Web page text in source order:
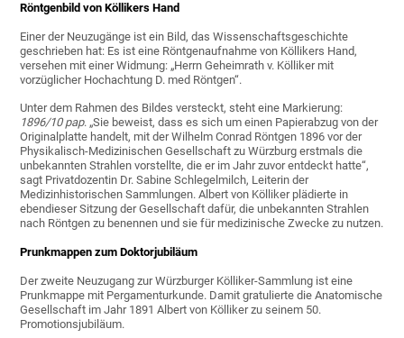
Röntgenbild von Köllikers Hand
Einer der Neuzugänge ist ein Bild, das Wissenschaftsgeschichte
geschrieben hat: Es ist eine Röntgenaufnahme von Köllikers Hand,
versehen mit einer Widmung: „Herrn Geheimrath v. Kölliker mit
vorzüglicher Hochachtung D. med Röntgen“.
Unter dem Rahmen des Bildes versteckt, steht eine Markierung:
1896/10 pap. „Sie beweist, dass es sich um einen Papierabzug von der
Originalplatte handelt, mit der Wilhelm Conrad Röntgen 1896 vor der
Physikalisch-Medizinischen Gesellschaft zu Würzburg erstmals die
unbekannten Strahlen vorstellte, die er im Jahr zuvor entdeckt hatte“,
sagt Privatdozentin Dr. Sabine Schlegelmilch, Leiterin der
Medizinhistorischen Sammlungen. Albert von Kölliker plädierte in
ebendieser Sitzung der Gesellschaft dafür, die unbekannten Strahlen
nach Röntgen zu benennen und sie für medizinische Zwecke zu nutzen.
Prunkmappen zum Doktorjubiläum
Der zweite Neuzugang zur Würzburger Kölliker-Sammlung ist eine
Prunkmappe mit Pergamenturkunde. Damit gratulierte die Anatomische
Gesellschaft im Jahr 1891 Albert von Kölliker zu seinem 50.
Promotionsjubiläum.